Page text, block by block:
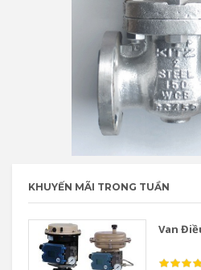
KHUYẾN MÃI TRONG TUẦN
Van